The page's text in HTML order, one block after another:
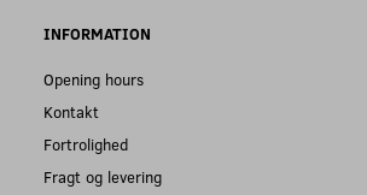
INFORMATION
Opening hours
Kontakt
Fortrolighed
Fragt og levering